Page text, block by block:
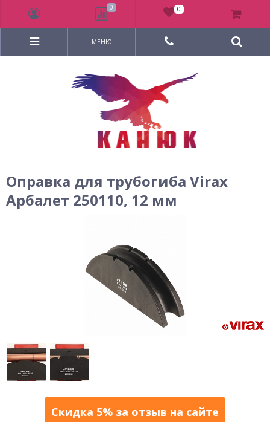
МЕНЮ
Оправка для трубогиба Virax
Арбалет 250110, 12 мм
Скидка 5% за отзыв на сайте
0 0